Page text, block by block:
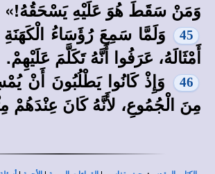
وَمَنْ سَقَطَ هُوَ عَلَيْهِ يَسْحَقُهُ!»
45
وَلَمَّا سَمِعَ رُؤَسَاءُ
أَمْثَالَهُ، عَرَفُوا أَنَّهُ تَكَلَّمَ عَلَيْهِمْ.
46
وَإِذْ كَانُوا يَطْلُبُونَ أَنْ
مِنَ الْجُمُوعِ، لأَنَّهُ كَانَ عِنْدَهُمْ